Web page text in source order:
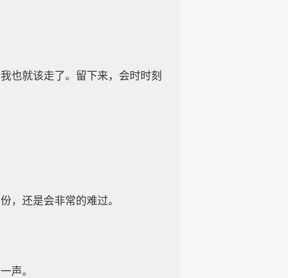
也就该走了。留下来，会时时刻
，还是会非常的难过。
声。